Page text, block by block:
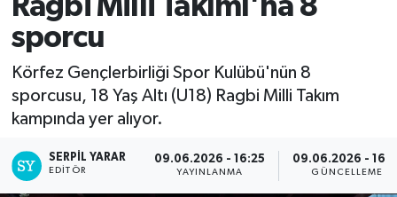
Ragbi Milli Takımı'na 8
sporcu
Körfez Gençlerbirliği Spor Kulübü'nün 8
sporcusu, 18 Yaş Altı (U18) Ragbi Milli Takım
kampında yer alıyor.
SERPİL YARAR
EDITÖR
09.06.2026 - 16:25
YAYINLANMA
09.06.2026 -
GÜNCELLEME